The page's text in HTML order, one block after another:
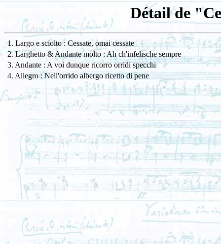
Détail de
1. Largo e sciolto : Cessate, omai cessate
2. Larghetto & Andante molto : Ah ch'infelische sempre
3. Andante : A voi dunque ricorro orridi specchi
4. Allegro : Nell'orrido albergo ricetto di pene